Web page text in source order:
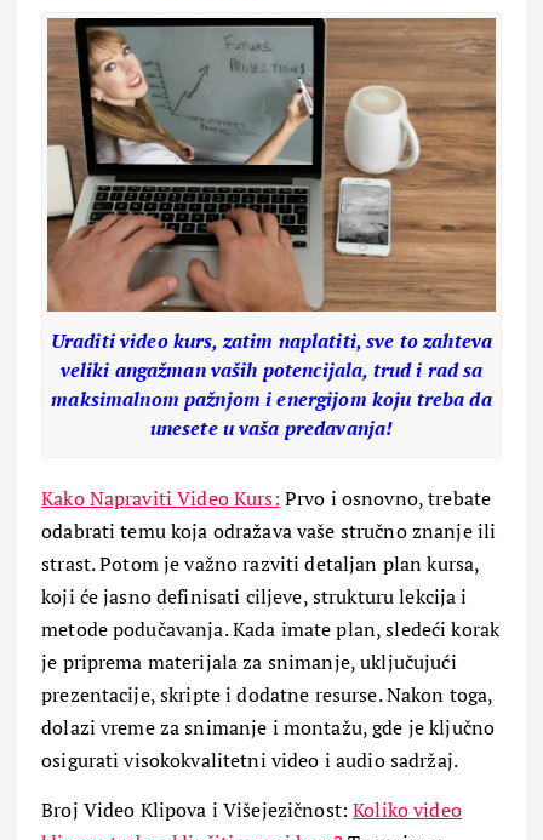
Uraditi video kurs, zatim naplatiti, sve to zahteva
veliki angažman vaših potencijala, trud i rad sa
maksimalnom pažnjom i energijom koju treba da
unesete u vaša predavanja!
Kako Napraviti Video Kurs: Prvo i osnovno, trebate
odabrati temu koja odražava vaše stručno znanje ili
strast. Potom je važno razviti detaljan plan kursa,
koji će jasno definisati ciljeve, strukturu lekcija i
metode podučavanja. Kada imate plan, sledeći korak
je priprema materijala za snimanje, uključujući
prezentacije, skripte i dodatne resurse. Nakon toga,
dolazi vreme za snimanje i montažu, gde je ključno
osigurati visokokvalitetni video i audio sadržaj.
Broj Video Klipova i Višejezičnost:Koliko video